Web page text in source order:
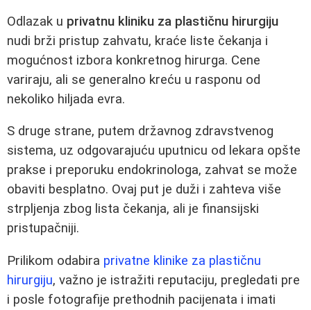
Odlazak u privatnu kliniku za plastičnu hirurgiju
nudi brži pristup zahvatu, kraće liste čekanja i
mogućnost izbora konkretnog hirurga. Cene
variraju, ali se generalno kreću u rasponu od
nekoliko hiljada evra.
S druge strane, putem državnog zdravstvenog
sistema, uz odgovarajuću uputnicu od lekara opšte
prakse i preporuku endokrinologa, zahvat se može
obaviti besplatno. Ovaj put je duži i zahteva više
strpljenja zbog lista čekanja, ali je finansijski
pristupačniji.
Prilikom odabira privatne klinike za plastičnu
hirurgiju, važno je istražiti reputaciju, pregledati pre
i posle fotografije prethodnih pacijenata i imati